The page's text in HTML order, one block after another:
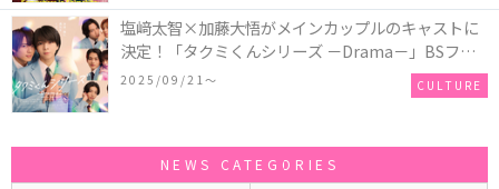
塩﨑太智×加藤大悟がメインカップルのキャストに
決定！「タクミくんシリーズ －Drama－」BSフ
ジ・FODにて放送＆独占配信決定！シリーズ累計
500万部を超える大人気BL小説、初の連続ドラマ
2025/09/21〜 CULTURE
NEWS CATEGORIES